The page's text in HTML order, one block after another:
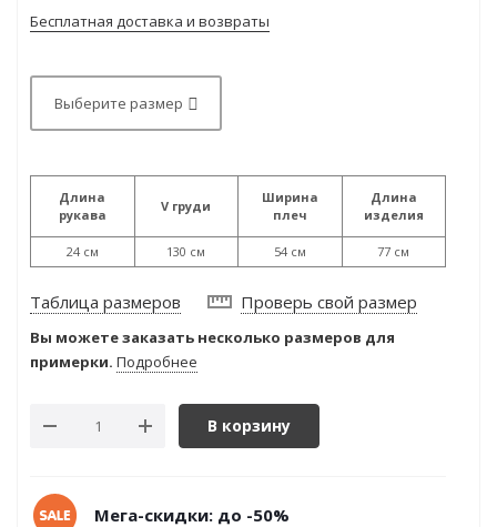
Бесплатная доставка и возвраты
Выберите размер
Длина
рукава
24 см
V груди
130 см
Ширина
плеч
54 см
Длина
изделия
77 см
Таблица размеров Проверь свой размер
Вы можете заказать несколько размеров для
примерки. Подробнее
В корзину
Мега-скидки: до -50%